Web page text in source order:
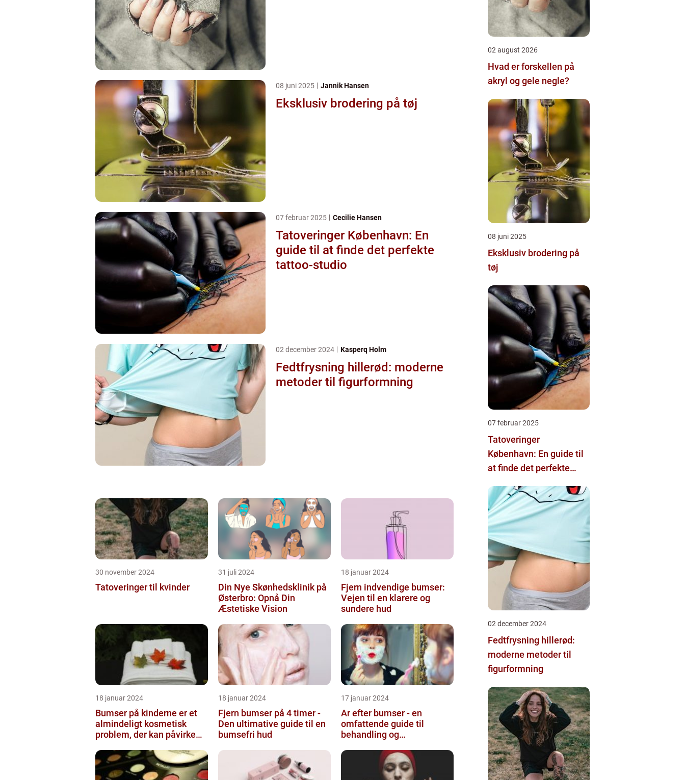
08 juni 2025 Jannik Hansen
Eksklusiv brodering på tøj
07 februar 2025 Cecilie Hansen
Tatoveringer København: En
guide til at finde det perfekte
tattoo-studio
02 december 2024 Kasperq Holm
Fedtfrysning hillerød: moderne
metoder til figurformning
30 november 2024
Tatoveringer til kvinder
31 juli 2024
Din Nye Skønhedsklinik på
Østerbro: Opnå Din
Æstetiske Vision
18 januar 2024
Fjern indvendige bumser:
Vejen til en klarere og
sundere hud
18 januar 2024
Bumser på kinderne er et
almindeligt kosmetisk
problem, der kan påvirke
18 januar 2024
Fjern bumser på 4 timer -
Den ultimative guide til en
bumsefri hud
17 januar 2024
Ar efter bumser - en
omfattende guide til
behandling og
02 august 2026
Hvad er forskellen på
akryl og gele negle?
08 juni 2025
Eksklusiv brodering på
tøj
07 februar 2025
Tatoveringer
København: En guide til
at finde det perfekte
02 december 2024
Fedtfrysning hillerød:
moderne metoder til
figurformning